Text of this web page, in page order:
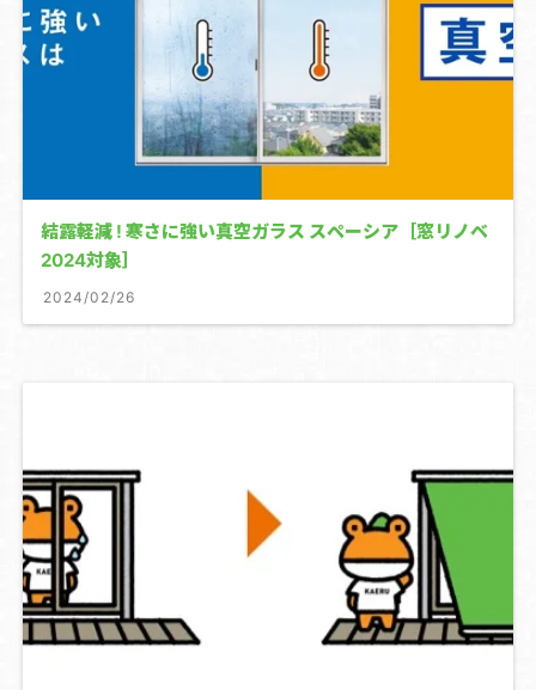
結露軽減 ! 寒さに強い真空ガラス スペーシア［窓リノベ
2024対象］
2024/02/26